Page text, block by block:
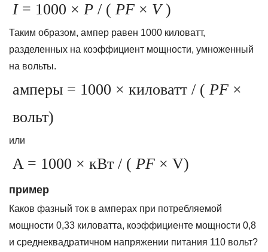
I= 1000 × P / ( PF × V)
Таким образом, ампер равен 1000 киловатт,
разделенных на коэффициент мощности, умноженный
на вольты.
амперы = 1000 × киловатт / ( PF ×
вольт)
или
A = 1000 × кВт / ( PF × V)
пример
Каков фазный ток в амперах при потребляемой
мощности 0,33 киловатта, коэффициенте мощности 0,8
и среднеквадратичном напряжении питания 110 вольт?